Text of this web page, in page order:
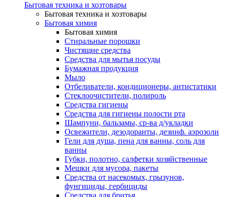
Бытовая техника и хозтовары
Бытовая техника и хозтовары
Бытовая химия
Бытовая химия
Стиральные порошки
Чистящие средства
Средства для мытья посуды
Бумажная продукция
Мыло
Отбеливатели, кондиционеры, антистатики
Стеклоочистители, полироль
Средства гигиены
Средства для гигиены полости рта
Шампуни, бальзамы, ср-ва д/укладки
Освежители, дезодоранты, дезинф. аэрозоли
Гели для душа, пена для ванны, соль для
ванны
Губки, полотно, салфетки хозяйственные
Мешки для мусора, пакеты
Средства от насекомых, грызунов,
фунгициды, гербициды
Средства для бритья